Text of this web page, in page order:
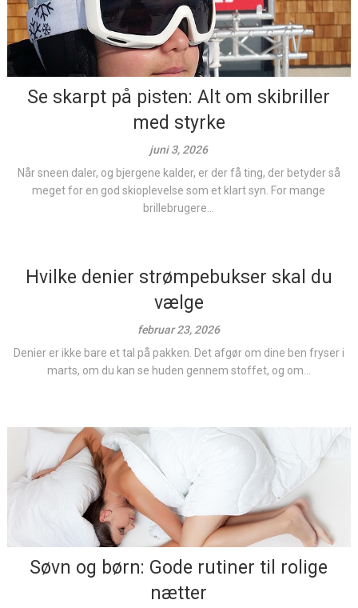
Se skarpt på pisten: Alt om skibriller
med styrke
juni 3, 2026
Når sneen daler, og bjergene kalder, er der få ting, der betyder så
meget for en god skioplevelse som et klart syn. For mange
brillebrugere...
Hvilke denier strømpebukser skal du
vælge
februar 23, 2026
Denier er ikke bare et tal på pakken. Det afgør om dine ben fryser i
marts, om du kan se huden gennem stoffet, og om...
Søvn og børn: Gode rutiner til rolige
nætter